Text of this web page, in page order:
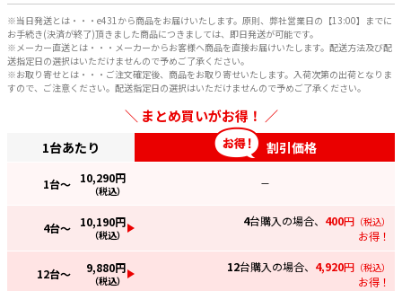
※当日発送とは・・・e431から商品をお届けいたします。原則、弊社営業日の【13:00】までに
お手続き(決済が終了)頂きました商品につきましては、即日発送が可能です。
※メーカー直送とは・・・メーカーからお客様へ商品を直接お届けいたします。配送方法及び配
送指定日の選択はいただけませんので予めご了承ください。
※お取り寄せとは・・・ご注文確定後、商品をお取り寄せいたします。入荷次第の出荷となりま
すので、ご注意ください。配送指定日の選択はいただけませんので予めご了承ください。
まとめ買いがお得！
1台あたり 割引価格
1台～ 10,290円
（税込）
—
4台～ 10,190円
（税込）
4台購入の場合、 400円 （税込）
お得！
12台～ 9,880円
（税込）
12台購入の場合、 4,920円 （税込）
お得！